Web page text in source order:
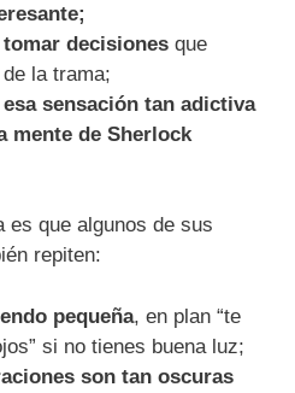
tomar decisiones que
la trama;
esa sensación tan adictiva
mente de Sherlock
es que algunos de sus
repiten:
pequeña, en plan “te
si no tienes buena luz;
son tan oscuras